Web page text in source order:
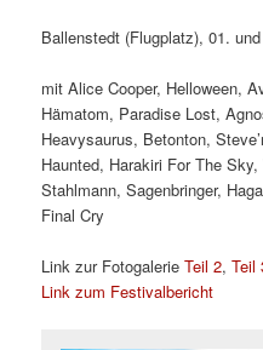
Ballenstedt (Flugplatz), 01.
mit Alice Cooper, Helloween,
Hämatom, Paradise Lost,
Heavysaurus, Betonton,
Haunted, Harakiri For The
Stahlmann, Sagenbringer,
Final Cry
Link zur FotogalerieTeil 2,Teil
Link zum Festivalbericht